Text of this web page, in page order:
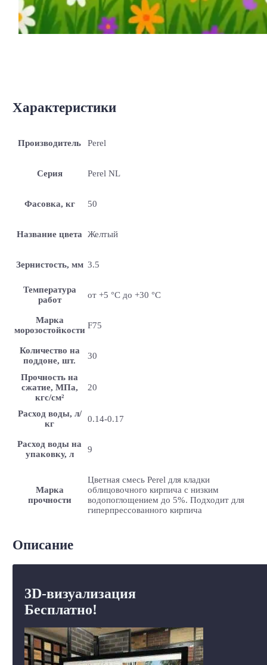
Характеристики
Производитель Perel
Серия Perel NL
Фасовка, кг 50
Название цвета Желтый
Зернистость, мм 3.5
Температура
работ
от +5 °С до +30 °С
Марка
морозостойкости F75
Количество на
поддоне, шт.
30
Прочность на
сжатие, МПа,
кгс/см²
20
Расход воды, л/
кг
0.14-0.17
Расход воды на
упаковку, л
9
Марка
прочности
Цветная смесь Perel для кладки
облицовочного кирпича с низким
водопоглощением до 5%. Подходит для
гиперпрессованного кирпича
Описание
3D-визуализация
Бесплатно!